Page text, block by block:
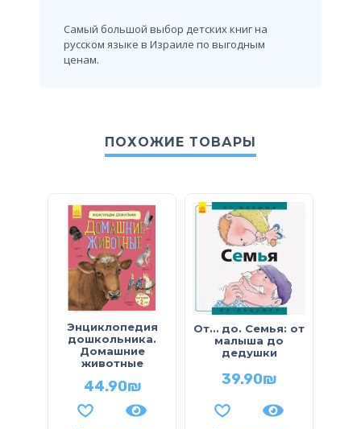
Самый большой выбор детских книг на
русском языке в Израиле по выгодным
ценам.
ПОХОЖИЕ ТОВАРЫ
Энциклопедия
дошкольника.
Домашние
животные
44.90₪
От… до. Семья: от
малыша до
дедушки
39.90₪